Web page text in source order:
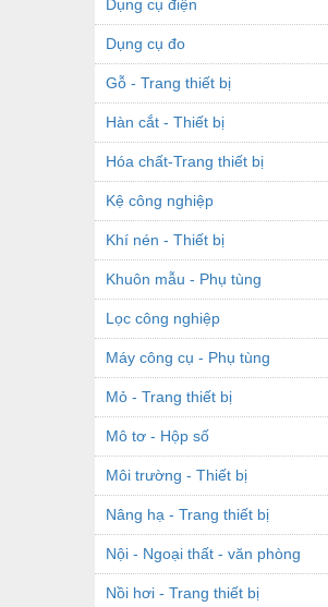
Dụng cụ điện
Dụng cụ đo
Gỗ - Trang thiết bị
Hàn cắt - Thiết bị
Hóa chất-Trang thiết bị
Kệ công nghiệp
Khí nén - Thiết bị
Khuôn mẫu - Phụ tùng
Lọc công nghiệp
Máy công cụ - Phụ tùng
Mỏ - Trang thiết bị
Mô tơ - Hộp số
Môi trường - Thiết bị
Nâng hạ - Trang thiết bị
Nội - Ngoại thất - văn phòng
Nồi hơi - Trang thiết bị